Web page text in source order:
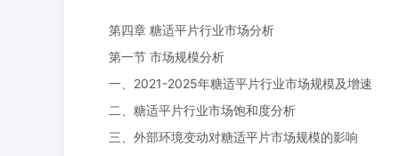
第四章 糖适平片行业市场分析
第一节 市场规模分析
一、2021-2025年糖适平片行业市场规模及增速
二、糖适平片行业市场饱和度分析
三、外部环境变动对糖适平片市场规模的影响